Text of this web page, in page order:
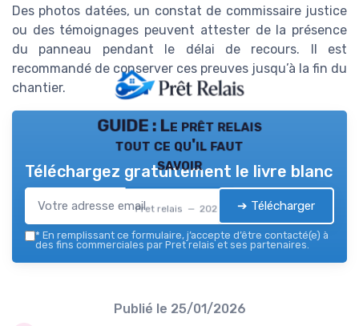
Des photos datées, un constat de commissaire justice
ou des témoignages peuvent attester de la présence
du panneau pendant le délai de recours. Il est
recommandé de conserver ces preuves jusqu’à la fin du
chantier.
GUIDE : Le prêt relais
tout ce qu'il faut
savoir
Pret relais — 2026
Téléchargez gratuitement le livre blanc
➔ Télécharger
* En remplissant ce formulaire, j’accepte d’être contacté(e) à
des fins commerciales par Pret relais et ses partenaires.
Publié le 25/01/2026